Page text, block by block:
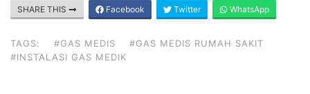
SHARE THIS Facebook Twitter WhatsApp
TAGS: #GAS MEDIS
#GAS MEDIS RUMAH SAKIT
#INSTALASI GAS MEDIK